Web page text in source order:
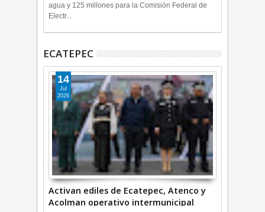
agua y 125 millones para la Comisión Federal de
Electr...
ECATEPEC
Activan ediles de Ecatepec, Atenco y
Acolman operativo intermunicipal
14
Jul
2026